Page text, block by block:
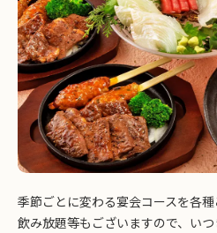
季節ごとに変わる宴会コースを各種
飲み放題等もございますので、い